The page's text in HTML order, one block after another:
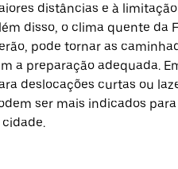
distâncias e à
disso, o clima quente da
pode tornar as
a preparação adequada.
deslocações curtas ou
ser mais indicados